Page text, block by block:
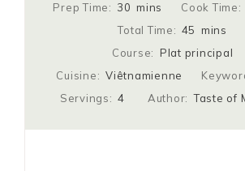
Prep Time: 30 mins Cook Time:
Total Time: 45 mins
Course:
Plat principal
Cuisine: Viêtnamienne
Servings: 4 Author: Taste of